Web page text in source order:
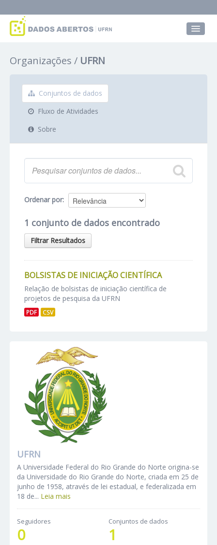
Grupos
Sobre
Organizações UFRN
Conjuntos de dados
Fluxo de Atividades
Sobre
Ordenar por
1 conjunto de dados encontrado
Filtrar Resultados
BOLSISTAS DE INICIAÇÃO CIENTÍFICA
Relação de bolsistas de iniciação científica de
projetos de pesquisa da UFRN
PDF CSV
UFRN
A Universidade Federal do Rio Grande do Norte origina-se
da Universidade do Rio Grande do Norte, criada em 25 de
junho de 1958, através de lei estadual, e federalizada em
18 de... Leia mais
Seguidores
0
Conjuntos de dados
1